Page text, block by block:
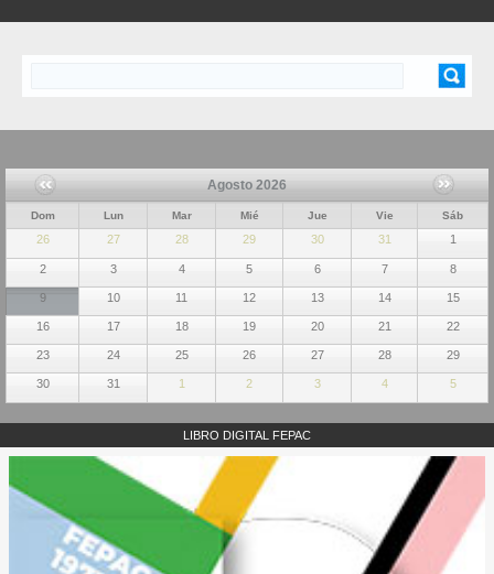
Agosto 2026
Dom Lun Mar Mié Jue Vie Sáb
26 27 28 29 30 31 1
2 3 4 5 6 7 8
9 10 11 12 13 14 15
16 17 18 19 20 21 22
23 24 25 26 27 28 29
30 31 1 2 3 4 5
LIBRO DIGITAL FEPAC